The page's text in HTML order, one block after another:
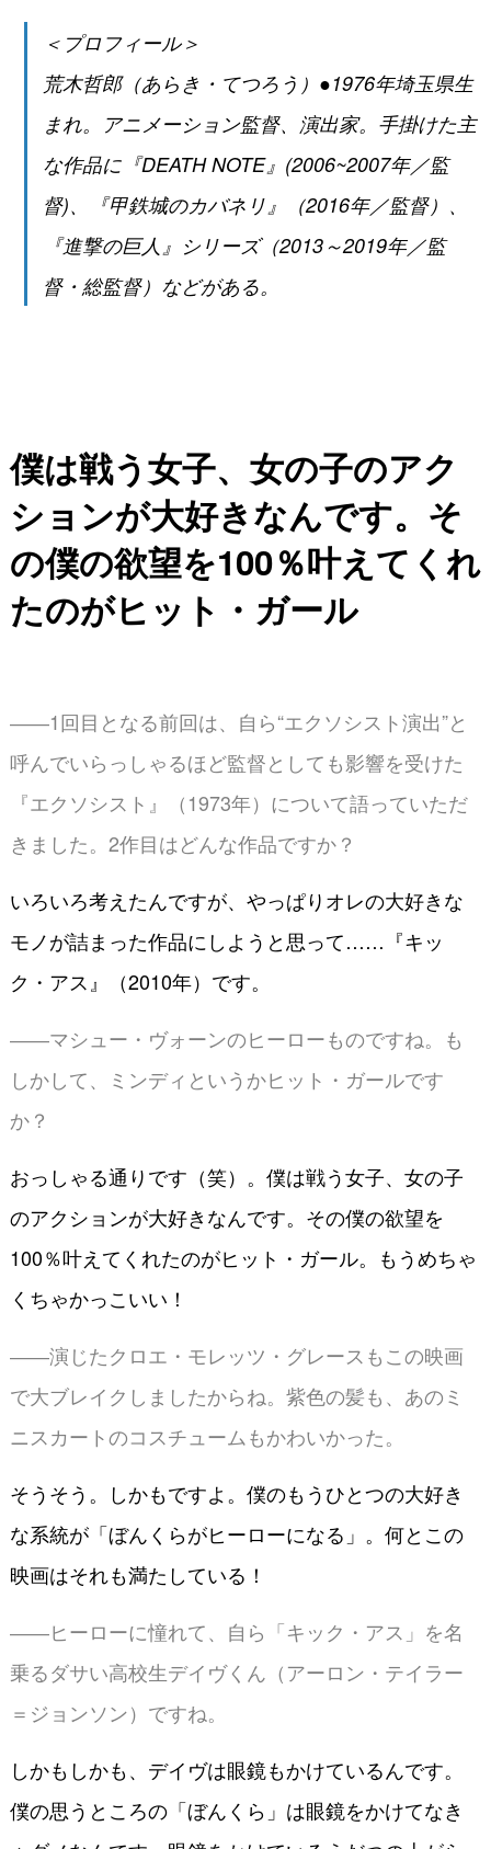
＜プロフィール＞
荒木哲郎（あらき・てつろう）●1976年埼玉県生
まれ。アニメーション監督、演出家。手掛けた主
な作品に『DEATH NOTE』(2006~2007年／監
督)、『甲鉄城のカバネリ』（2016年／監督）、
『進撃の巨人』シリーズ（2013～2019年／監
督・総監督）などがある。
僕は戦う女子、女の子のアク
ションが大好きなんです。そ
の僕の欲望を100％叶えてくれ
たのがヒット・ガール
――1回目となる前回は、自ら“エクソシスト演出”と
呼んでいらっしゃるほど監督としても影響を受けた
『エクソシスト』（1973年）について語っていただ
きました。2作目はどんな作品ですか？
いろいろ考えたんですが、やっぱりオレの大好きな
モノが詰まった作品にしようと思って……『キッ
ク・アス』（2010年）です。
――マシュー・ヴォーンのヒーローものですね。も
しかして、ミンディというかヒット・ガールです
か？
おっしゃる通りです（笑）。僕は戦う女子、女の子
のアクションが大好きなんです。その僕の欲望を
100％叶えてくれたのがヒット・ガール。もうめちゃ
くちゃかっこいい！
――演じたクロエ・モレッツ・グレースもこの映画
で大ブレイクしましたからね。紫色の髪も、あのミ
ニスカートのコスチュームもかわいかった。
そうそう。しかもですよ。僕のもうひとつの大好き
な系統が「ぼんくらがヒーローになる」。何とこの
映画はそれも満たしている！
――ヒーローに憧れて、自ら「キック・アス」を名
乗るダサい高校生デイヴくん（アーロン・テイラー
＝ジョンソン）ですね。
しかもしかも、デイヴは眼鏡もかけているんです。
僕の思うところの「ぼんくら」は眼鏡をかけてなき